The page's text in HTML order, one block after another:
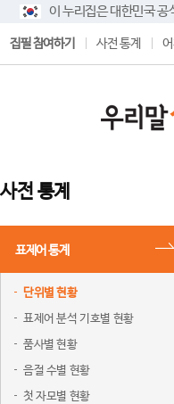
이 누리집은 대한민국
집필 참여하기 사전 통계
사전 통계
표제어 통계
단위별 현황
표제어 분석 기호별 현황
품사별 현황
음절 수별 현황
첫 자모별 현황